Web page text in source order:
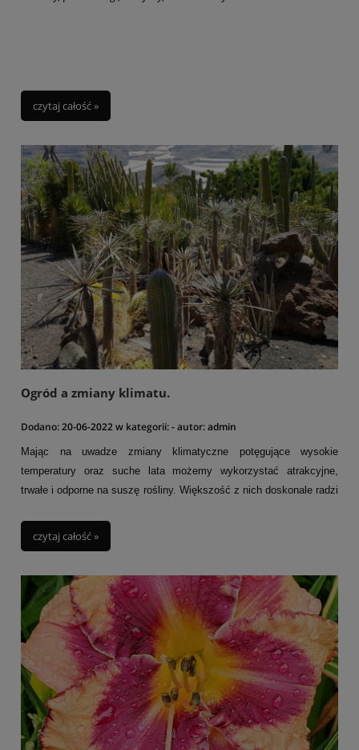
czytaj całość »
Ogród a zmiany klimatu.
Dodano:20-06-2022w kategorii:-autor:admin
Mając na uwadze zmiany klimatyczne potęgujące wysokie
temperatury oraz suche lata możemy wykorzystać atrakcyjne,
trwałe i odporne na suszę rośliny. Większość z nich doskonale radzi
wydziela przyjemną woń (zioła czy aromatyczne kwiaty bylin) i wabi
ekologicznego punktu oszczędzamy wodę. Podlewanie jest
ograniczone do minimum lub nawet zbyteczne a poprzez
zacienienie ziemi ograniczamy jej parowanie.
Uwzględniając tego typu warunki atmosferyczne można
zaprojektować ogród ukształtowany przez klimat. Dobór odpornych
na palące słońce roślin, znoszących długotrwałą suszę pozwala
zaprojektować indywidulany ogród o śródziemnomorskim lub nawet
subtropikalnym stylu.
Jakie zatem wybrać rośliny? W naszym sklepie znajdą Państwo
czytaj całość »